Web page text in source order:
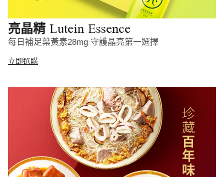
亮晶精 Lutein Essence
每日補足葉黃素28mg 守護晶亮第一選擇
立即選購